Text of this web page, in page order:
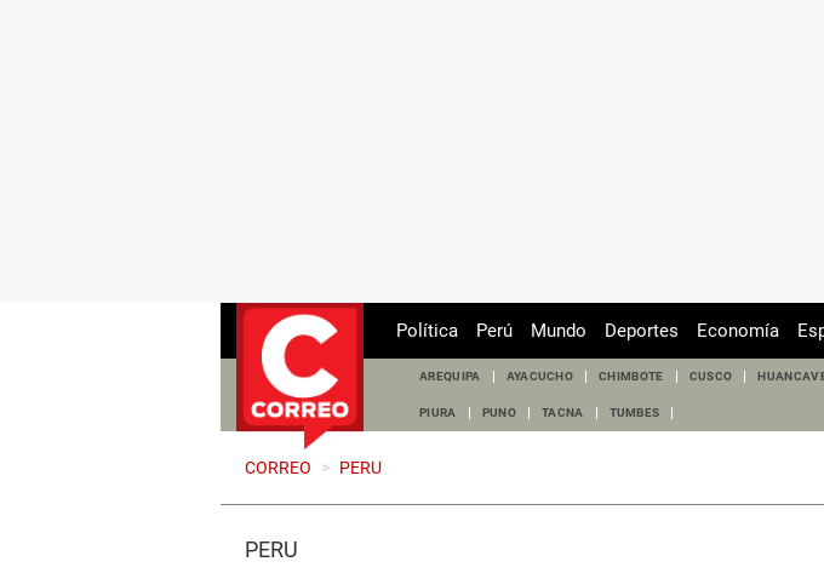
Política Perú Mundo Deportes Economía
AREQUIPA AYACUCHO CHIMBOTE CUSCO
PIURA PUNO TACNA TUMBES
CORREO > PERU
PERÚ